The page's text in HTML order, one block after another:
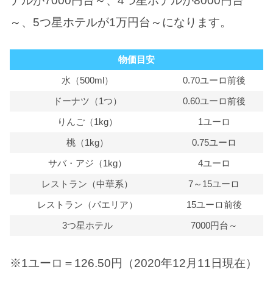
～、5つ星ホテルが1万円台～になります。
物価目安
水（500ml）
0.70ユーロ前後
ドーナツ（1つ）
0.60ユーロ前後
りんご（1kg）
1ユーロ
桃（1kg）
0.75ユーロ
サバ・アジ（1kg）
4ユーロ
レストラン（中華系）
7～15ユーロ
レストラン（パエリア）
15ユーロ前後
3つ星ホテル
7000円台～
※1ユーロ＝126.50円（2020年12月11日現在）